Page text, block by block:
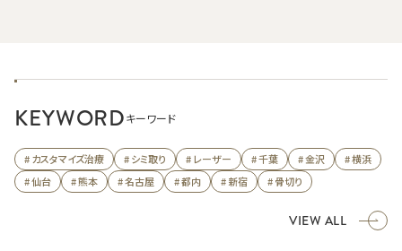
KEYWORDキーワード
# カスタマイズ治療 # シミ取り # レーザー # 千葉 # 金沢
# 横浜
# 仙台
# 熊本 # 名古屋 # 都内 # 新宿 # 骨切り
VIEW ALL